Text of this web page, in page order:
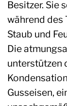
Besitzer. Sie
während des
Staub und
Die
unterstützen
Gusseisen,